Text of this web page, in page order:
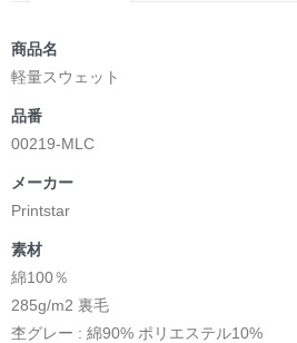
商品名
軽量スウェット
品番
00219-MLC
メーカー
Printstar
素材
綿100％
285g/m2 裏毛
杢グレー : 綿90% ポリエステル10%